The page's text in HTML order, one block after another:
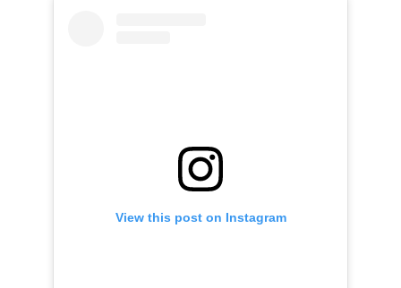
View this post on Instagram